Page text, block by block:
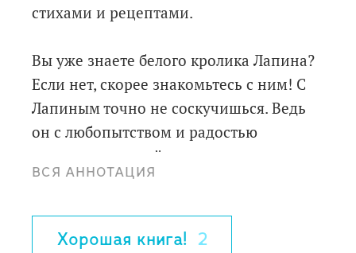
стихами и рецептами.
Вы уже знаете белого кролика Лапина?
Если нет, скорее знакомьтесь с ним! С
Лапиным точно не соскучишься. Ведь
он с любопытством и радостью
встречает каждый день и готов к
приключениям, как и любой ребенок.
сочинила 12 новых историй со стихами
ВСЯ АННОТАЦИЯ
Хорошая книга! 2